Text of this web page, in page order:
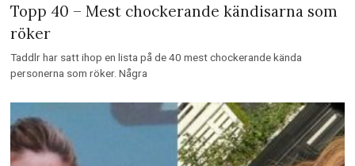
Topp 40 – Mest chockerande kändisarna som
röker
Taddlr har satt ihop en lista på de 40 mest chockerande kända
personerna som röker. Några